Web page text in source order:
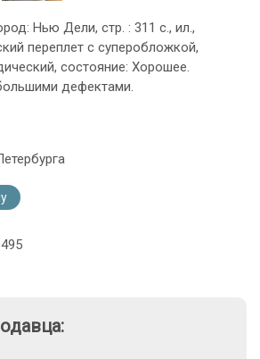
Нью Дели, стр. : 311 с., ил.,
переплет с суперобложкой,
состояние: Хорошее.
дефектами.